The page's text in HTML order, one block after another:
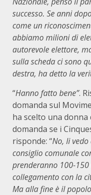
successo. Se anni
come un
abbiamo milioni di
autorevole elettore,
sulla scheda ci sono
destra, ha detto la
“Hanno fatto bene”.
domanda sul
ha scelto una donna
domanda se i
risponde: “No, li
consiglio comunale
prenderanno 100-
collegamento con la
Ma alla fine è il